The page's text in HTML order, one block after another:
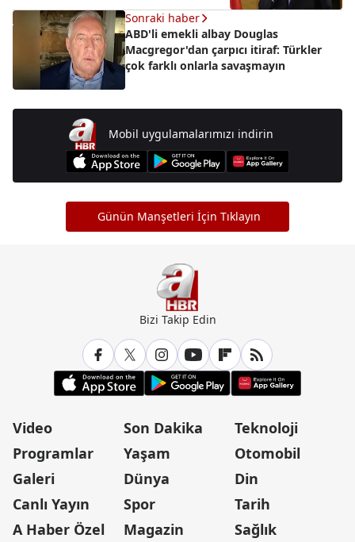
Sonraki haber
ABD'li emekli albay Douglas
Macgregor'dan çarpıcı itiraf: Türkler
çok farklı onlarla savaşmayın
Mobil uygulamalarımızı indirin
Günün Manşetleri İçin Tıklayın
Bizi Takip Edin
Video
Programlar
Galeri
Canlı Yayın
A Haber Özel
Son Dakika
Yaşam
Dünya
Spor
Magazin
Teknoloji
Otomobil
Din
Tarih
Sağlık